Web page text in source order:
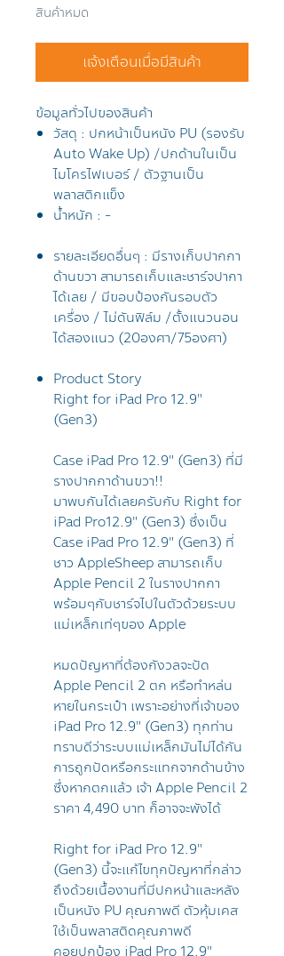
สินค้าหมด
แจ้งเตือนเมื่อมีสินค้า
ข้อมูลทั่วไปของสินค้า
วัสดุ : ปกหน้าเป็นหนัง PU (รองรับ
Auto Wake Up) /ปกด้านในเป็น
ไมโครไฟเบอร์ / ตัวฐานเป็น
พลาสติกแข็ง
น้ำหนัก : -
รายละเอียดอื่นๆ : มีรางเก็บปากกา
ด้านขวา สามารถเก็บและชาร์จปากา
ได้เลย / มีขอบป้องกันรอบตัว
เครื่อง / ไม่ดันฟิล์ม /ตั้งแนวนอน
ได้สองแนว (20องศา/75องศา)
Product Story
Right for iPad Pro 12.9"
(Gen3)
Case iPad Pro 12.9" (Gen3) ที่มี
รางปากกาด้านขวา!!
มาพบกันได้เลยครับกับ Right for
iPad Pro12.9" (Gen3) ซึ่งเป็น
Case iPad Pro 12.9" (Gen3) ที่
ชาว AppleSheep สามารถเก็บ
Apple Pencil 2 ในรางปากกา
พร้อมๆกับชาร์จไปในตัวด้วยระบบ
แม่เหล็กเท่ๆของ Apple
หมดปัญหาที่ต้องกังวลจะปัด
Apple Pencil 2 ตก หรือทำหล่น
หายในกระเป๋า เพราะอย่างที่เจ้าของ
iPad Pro 12.9" (Gen3) ทุกท่าน
ทราบดีว่าระบบแม่เหล็กมันไม่ได้กัน
การถูกปัดหรือกระแทกจากด้านข้าง
ซึ่งหากตกแล้ว เจ้า Apple Pencil 2
ราคา 4,490 บาท ก็อาจจะพังได้
Right for iPad Pro 12.9"
(Gen3) นี้จะแก้ไขทุกปัญหาที่กล่าว
ถึงด้วยเนื้องานที่มีปกหน้าและหลัง
เป็นหนัง PU คุณภาพดี ตัวหุ้มเคส
ใช้เป็นพลาสติดคุณภาพดี
คอยปกป้อง iPad Pro 12.9"